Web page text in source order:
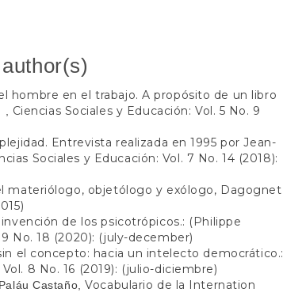
hombre en el trabajo. A propósito de un libro
Ciencias Sociales y Educación: Vol. 5 No. 9
Entrevista realizada en 1995 por Jean-
Sociales y Educación: Vol. 7 No. 14 (2018):
materiólogo, objetólogo y exólogo, Dagognet
de los psicotrópicos.: (Philippe
No. 18 (2020): (july-december)
el concepto: hacia un intelecto democrático.:
8 No. 16 (2019): (julio-diciembre)
Castaño,Vocabulario de la Internation